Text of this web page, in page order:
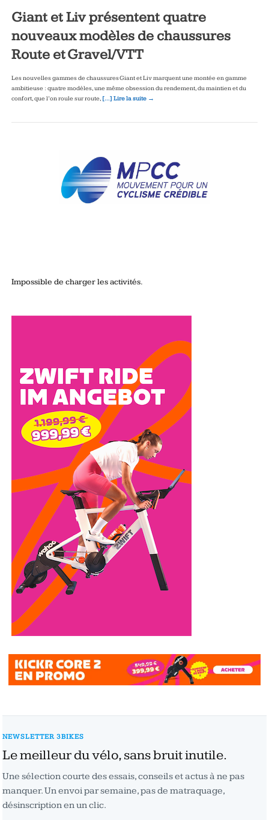
Giant et Liv présentent quatre
nouveaux modèles de chaussures
Route et Gravel/VTT
Les nouvelles gammes de chaussures Giant et Liv marquent une montée en gamme
ambitieuse : quatre modèles, une même obsession du rendement, du maintien et du
confort, que l’on roule sur route, […] Lire la suite →
Impossible de charger les activités.
NEWSLETTER 3BIKES
Le meilleur du vélo, sans bruit inutile.
Une sélection courte des essais, conseils et actus à ne pas
manquer. Un envoi par semaine, pas de matraquage,
désinscription en un clic.